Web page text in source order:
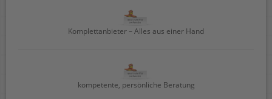
Komplettanbieter – Alles aus einer Hand
kompetente, persönliche Beratung